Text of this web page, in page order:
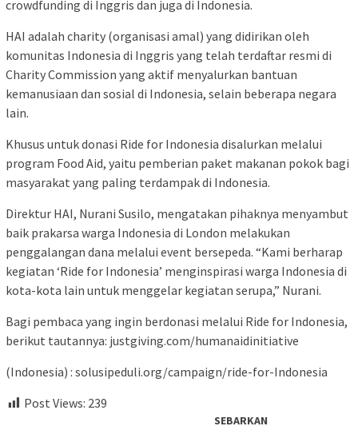
crowdfunding di Inggris dan juga di Indonesia.
HAI adalah charity (organisasi amal) yang didirikan oleh
komunitas Indonesia di Inggris yang telah terdaftar resmi di
Charity Commission yang aktif menyalurkan bantuan
kemanusiaan dan sosial di Indonesia, selain beberapa negara
lain.
Khusus untuk donasi Ride for Indonesia disalurkan melalui
program Food Aid, yaitu pemberian paket makanan pokok bagi
masyarakat yang paling terdampak di Indonesia.
Direktur HAI, Nurani Susilo, mengatakan pihaknya menyambut
baik prakarsa warga Indonesia di London melakukan
penggalangan dana melalui event bersepeda. “Kami berharap
kegiatan ‘Ride for Indonesia’ menginspirasi warga Indonesia di
kota-kota lain untuk menggelar kegiatan serupa,” Nurani.
Bagi pembaca yang ingin berdonasi melalui Ride for Indonesia,
berikut tautannya: justgiving.com/humanaidinitiative
(Indonesia) : solusipeduli.org/campaign/ride-for-Indonesia
Post Views: 239
SEBARKAN